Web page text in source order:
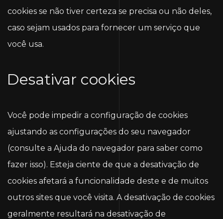
cookies se não tiver certeza se precisa ou não deles,
caso sejam usados ​​para fornecer um serviço que
você usa.
Desativar cookies
Você pode impedir a configuração de cookies
ajustando as configurações do seu navegador
(consulte a Ajuda do navegador para saber como
fazer isso). Esteja ciente de que a desativação de
cookies afetará a funcionalidade deste e de muitos
outros sites que você visita. A desativação de cookies
geralmente resultará na desativação de